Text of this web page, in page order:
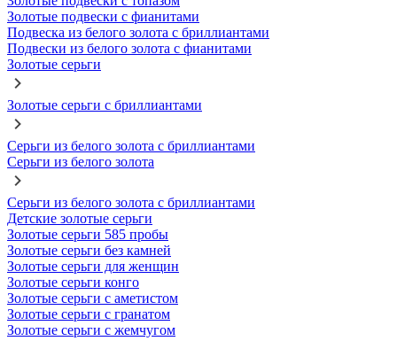
Золотые подвески с фианитами
Подвеска из белого золота с бриллиантами
Подвески из белого золота с фианитами
Золотые серьги
Золотые серьги с бриллиантами
Серьги из белого золота с бриллиантами
Серьги из белого золота
Серьги из белого золота с бриллиантами
Детские золотые серьги
Золотые серьги 585 пробы
Золотые серьги без камней
Золотые серьги для женщин
Золотые серьги конго
Золотые серьги с аметистом
Золотые серьги с гранатом
Золотые серьги с жемчугом